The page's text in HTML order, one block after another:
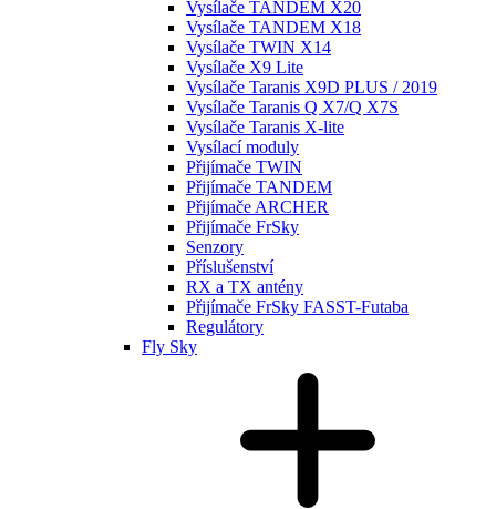
Vysílače TANDEM X20
Vysílače TANDEM X18
Vysílače TWIN X14
Vysílače X9 Lite
Vysílače Taranis X9D PLUS / 2019
Vysílače Taranis Q X7/Q X7S
Vysílače Taranis X-lite
Vysílací moduly
Přijímače TWIN
Přijímače TANDEM
Přijímače ARCHER
Přijímače FrSky
Senzory
Příslušenství
RX a TX antény
Přijímače FrSky FASST-Futaba
Regulátory
Fly Sky